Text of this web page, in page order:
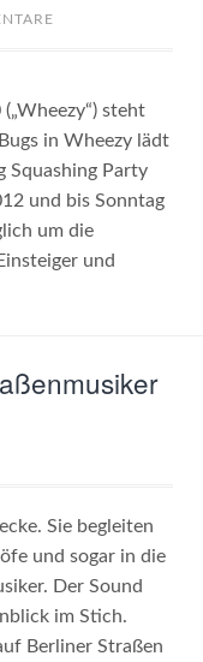
steht
in Wheezy lädt
Squashing Party
und bis Sonntag
um die
und
Sie begleiten
und sogar in die
Der Sound
im Stich.
Berliner Straßen